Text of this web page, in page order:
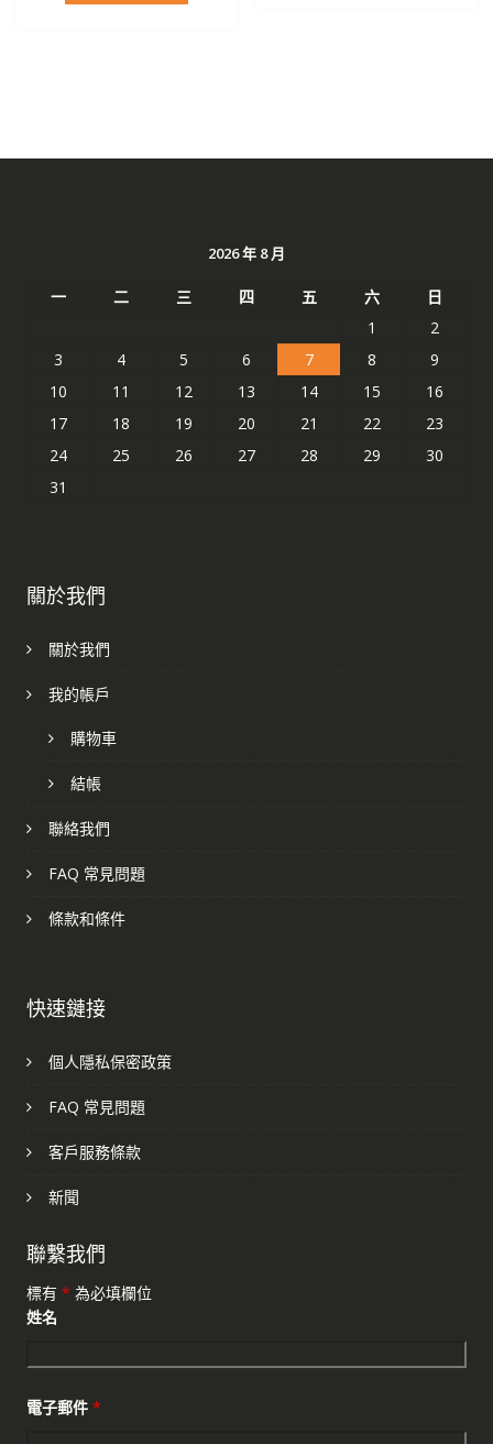
2026 年 8 月
一 二 三 四 五 六
日
1
2
3
4 5 6 7 8
9
10
11 12 13 14 15
16
17
18 19 20 21 22
23
24
25 26 27 28 29
30
31
關於我們
關於我們
我的帳戶
購物車
結帳
聯絡我們
FAQ 常見問題
條款和條件
快速鏈接
個人隱私保密政策
FAQ 常見問題
客戶服務條款
新聞
聯繫我們
標有 * 為必填欄位
姓名
電子郵件 *